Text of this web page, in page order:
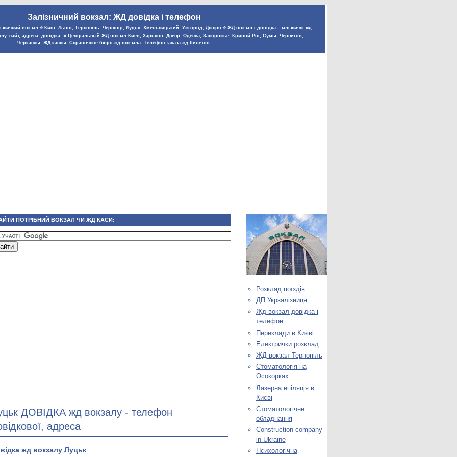
Залізничний вокзал: ЖД довідка і телефон
вокзал ⭐️ Київ, Львів, Тернопіль, Чернівці, Луцьк, Хмельницький, Ужгород, Дніпро ⭐️ ЖД вокзал і довідка - залізничні жд
сайт, адреса, довідка. ⭐️ Центральный ЖД вокзал Киев, Харьков, Днепр, Одесса, Запорожье, Кривой Рог, Сумы, Чернигов,
Черкассы. ЖД кассы. Справочное бюро жд вокзала. Телефон заказа жд билетов.
ПОТРІБНИЙ ВОКЗАЛ ЧИ ЖД КАСИ:
ДОВІДКА жд вокзалу - телефон
адреса
жд вокзалу Луцьк
Розклад поїздів
ДП Укрзалізниця
Жд вокзал довідка і
телефон
Переклади в Києві
Електрички розклад
ЖД вокзал Тернопіль
Стоматологія на
Осокорках
Лазерна епіляція в
Києві
Стоматологічне
обладнання
Construction company
in Ukraine
Психологічна